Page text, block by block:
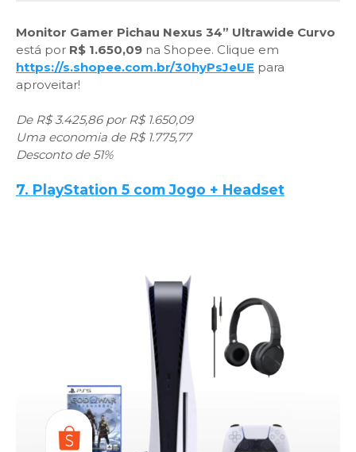
Monitor Gamer Pichau Nexus 34” Ultrawide Curvo
está por R$ 1.650,09 na Shopee. Clique em
https://s.shopee.com.br/30hyPsJeUE para
aproveitar!
De R$ 3.425,86 por R$ 1.650,09
Uma economia de R$ 1.775,77
Desconto de 51%
7. PlayStation 5 com Jogo + Headset